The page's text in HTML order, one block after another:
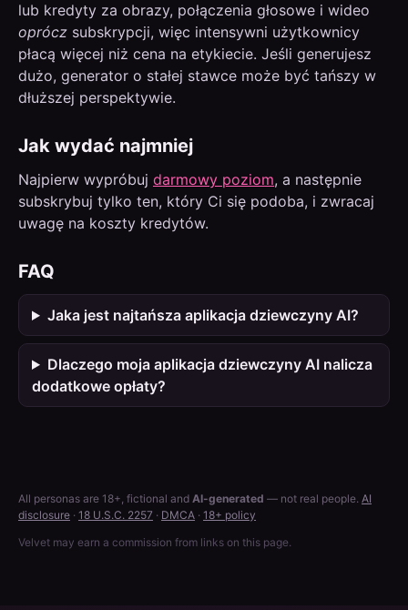
lub kredyty za obrazy, połączenia głosowe i wideo
oprócz subskrypcji, więc intensywni użytkownicy
płacą więcej niż cena na etykiecie. Jeśli generujesz
dużo, generator o stałej stawce może być tańszy w
dłuższej perspektywie.
Jak wydać najmniej
Najpierw wypróbuj darmowy poziom, a następnie
subskrybuj tylko ten, który Ci się podoba, i zwracaj
uwagę na koszty kredytów.
FAQ
Jaka jest najtańsza aplikacja dziewczyny AI?
Dlaczego moja aplikacja dziewczyny AI nalicza
dodatkowe opłaty?
All personas are 18+, fictional and AI-generated — not real people. AI
disclosure · 18 U.S.C. 2257 · DMCA · 18+ policy
Velvet may earn a commission from links on this page.